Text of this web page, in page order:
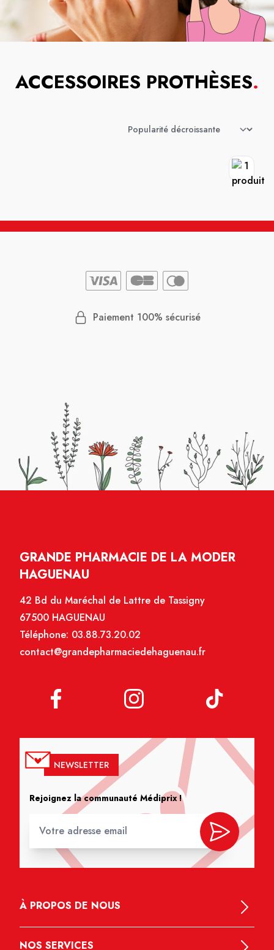
ACCESSOIRES PROTHÈSES.
Paiement 100% sécurisé
GRANDE PHARMACIE DE LA MODER
HAGUENAU
42 Bd du Maréchal de Lattre de Tassigny
67500 HAGUENAU
Téléphone: 03.88.73.20.02
contact@grandepharmaciedehaguenau.fr
NEWSLETTER
Rejoignez la communauté Médiprix !
À PROPOS DE NOUS
NOS SERVICES